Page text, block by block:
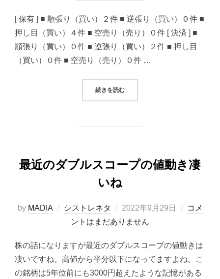
[ 保有 ] ■ 順張り（買い）２件 ■ 逆張り（買い）０件 ■
押し目（買い）４件 ■ 空売り（売り）０件 [ 決済 ] ■
順張り（買い）０件 ■ 逆張り（買い）２件 ■ 押し目
（買い）０件 ■ 空売り（売り）０件 …
続きを読む“2022/09/29 システムトレード（
最近のダブルスコープの値動き凄
いね
by MADIA シストレネタ
投
稿
2022年9月29日
コメ
ントはまだありません
株の話になりますが最近のダブルスコープの値動きは
凄いですね。高値から半分以下になってますよね。こ
の銘柄は5年位前にも3000円超えたような記憶がある